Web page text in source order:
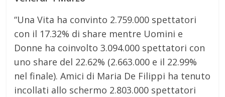
“Una Vita ha convinto 2.759.000 spettatori
con il 17.32% di share mentre Uomini e
Donne ha coinvolto 3.094.000 spettatori con
uno share del 22.62% (2.663.000 e il 22.99%
nel finale). Amici di Maria De Filippi ha tenuto
incollati allo schermo 2.803.000 spettatori